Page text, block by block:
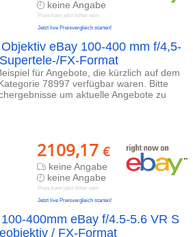
keine Angabe
Preis kann jetzt höher sein
Jetzt live Preisvergleich starten!
eBay 100-400 mm f/4,5-
FX-Format
für Angebote, die kürzlich auf dem
78997 verfügbar waren. Bitte
um aktuelle Angebote zu
2109,17 €
keine Angabe
keine Angabe
Preis kann jetzt höher sein
Jetzt live Preisvergleich starten!
400mm eBay f/4.5-5.6 VR S
/ FX-Format